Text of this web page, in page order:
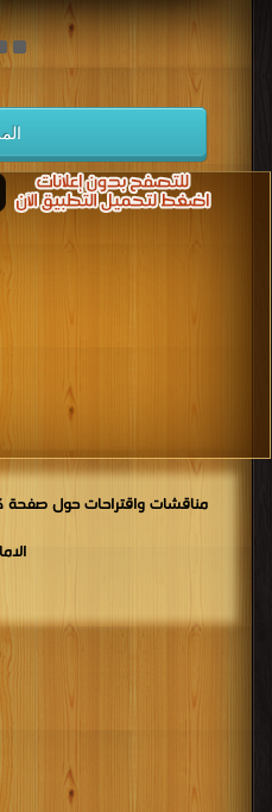
مناقشات واقتراحات حول صفحة